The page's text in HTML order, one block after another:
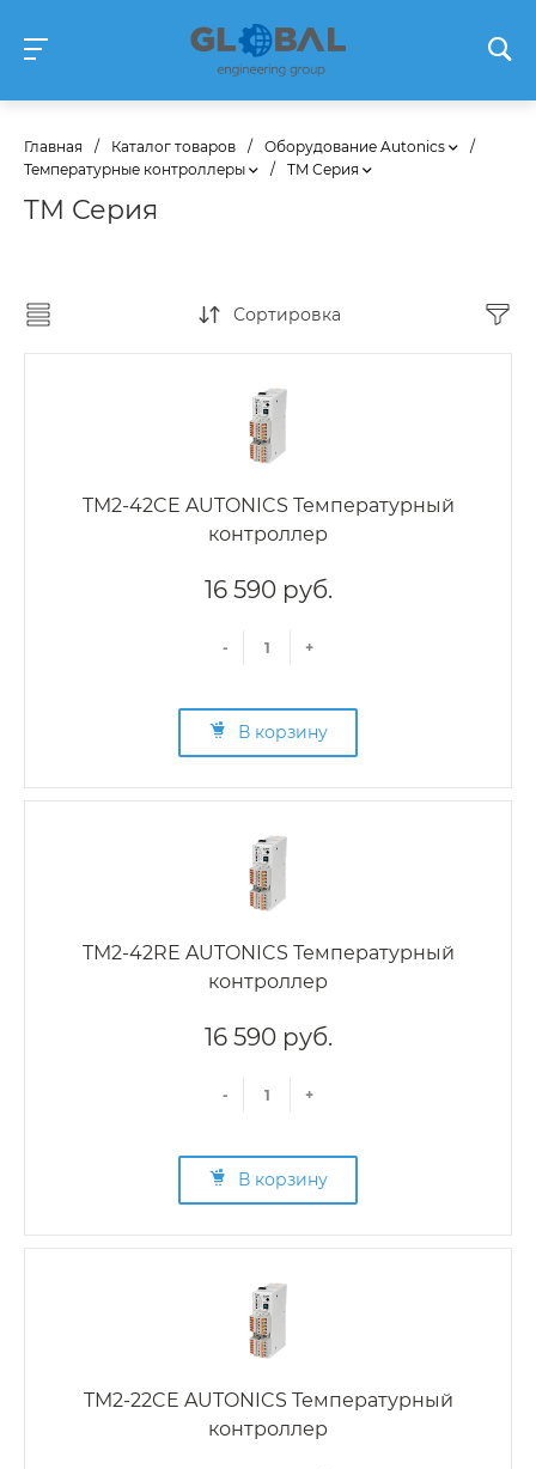
Главная / Каталог товаров / Оборудование Autonics
/
Температурные контроллеры
/ TM Серия
TM Серия
Сортировка
TM2-42CE AUTONICS Температурный
контроллер
16 590 руб.
- +
В корзину
TM2-42RE AUTONICS Температурный
контроллер
16 590 руб.
- +
В корзину
TM2-22CE AUTONICS Температурный
контроллер